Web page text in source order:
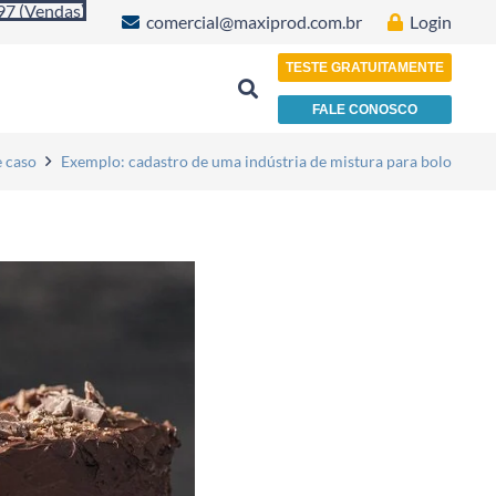
(Vendas)
comercial@maxiprod.com.br Login
TESTE GRATUITAMENTE
FALE CONOSCO
caso Exemplo: cadastro de uma indústria de mistura para bolo